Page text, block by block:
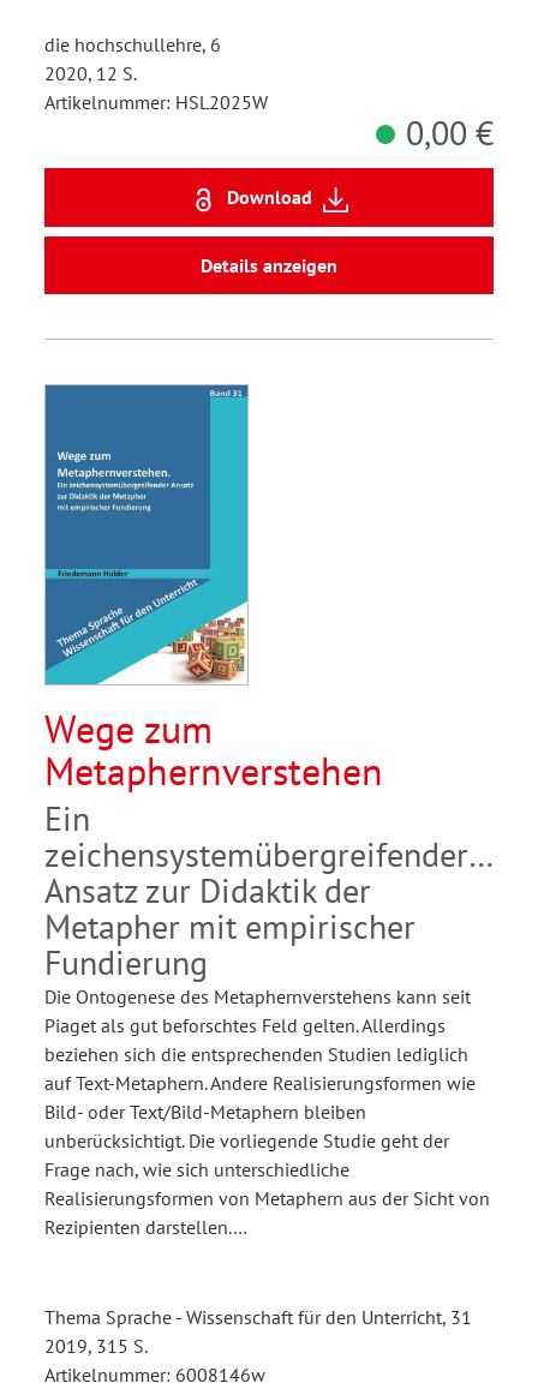
die hochschullehre, 6
2020, 12 S.
Artikelnummer: HSL2025W
0,00 €
Download
Details anzeigen
Wege zum
Metaphernverstehen
Ein
zeichensystemübergreifender
Ansatz zur Didaktik der
Metapher mit empirischer
Fundierung
Die Ontogenese des Metaphernverstehens kann seit
Piaget als gut beforschtes Feld gelten. Allerdings
beziehen sich die entsprechenden Studien lediglich
auf Text-Metaphern. Andere Realisierungsformen wie
Bild- oder Text/Bild-Metaphern bleiben
unberücksichtigt. Die vorliegende Studie geht der
Frage nach, wie sich unterschiedliche
Realisierungsformen von Metaphern aus der Sicht von
Rezipienten darstellen.…
Thema Sprache - Wissenschaft für den Unterricht, 31
2019, 315 S.
Artikelnummer: 6008146w